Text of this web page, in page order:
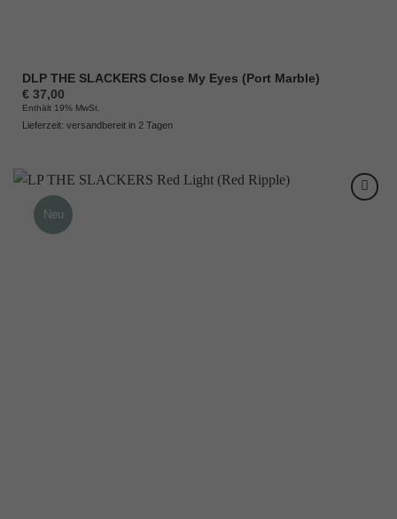
DLP THE SLACKERS Close My Eyes (Port Marble)
€37,00
Enthält 19% MwSt.
Lieferzeit: versandbereit in 2 Tagen
Neu